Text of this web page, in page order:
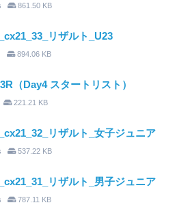
861.50 KB
リザルト_U23
894.06 KB
（Day4 スタートリスト）
221.21 KB
リザルト_女子ジュニア
537.22 KB
リザルト_男子ジュニア
787.11 KB